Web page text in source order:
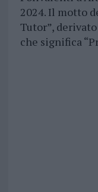
2024. Il motto
Tutor”,
che significa